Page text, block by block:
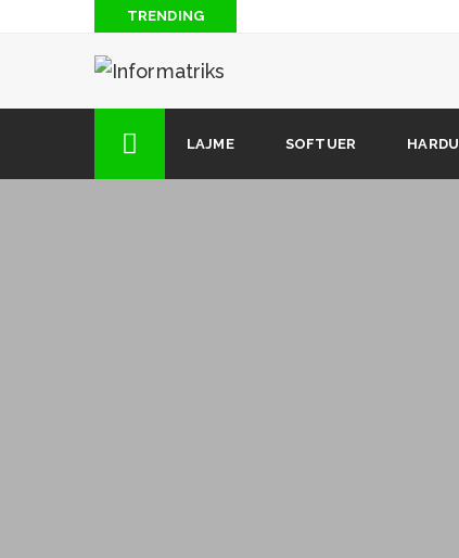
TRENDING
Internet falas me PLUS
Dhe në videot e Facebook do të ketë reklama
Si të fshini përgjithmonë llogarinë tuaj në Gmail,
LAJME SOFTUER